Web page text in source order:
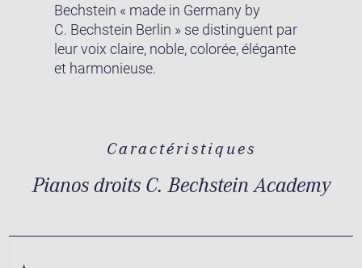
Bechstein « made in Germany by
C. Bechstein Berlin » se distinguent par
leur voix claire, noble, colorée, élégante
et harmonieuse.
Caractéristiques
Pianos droits C. Bechstein Academy